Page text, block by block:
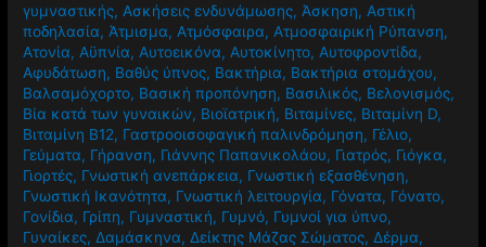
γυμναστικής, Ασκήσεις ενδυνάμωσης, Άσκηση, Αστική
ποδηλασία, Άτμισμα, Ατμόσφαιρα, Ατμοσφαιρική Ρύπανση,
Ατονία, Αϋπνία, Αυτοεικόνα, Αυτοκίνητο, Αυτοφροντίδα,
Αφυδάτωση, Βαθύς ύπνος, Βακτήρια, Βακτήρια στομάχου,
Βαλσαμόχορτο, Βασική προπόνηση, Βασιλικός, Βελονισμός,
Βία κατά των γυναικών, Βιοϊατρική, Βιταμίνες, Βιταμίνη D,
Βιταμίνη Β12, Γαστροοισοφαγική παλινδρόμηση, Γέλιο,
Γεύματα, Γήρανση, Γιάννης Παπανικολάου, Γιατρός, Γιόγκα,
Γιορτές, Γνωστική ανεπάρκεια, Γνωστική εξασθένηση,
Γνωστική Ικανότητα, Γνωστική λειτουργία, Γόνατα, Γόνατο,
Γονίδια, Γρίπη, Γυμναστική, Γυμνό, Γυμνοί για ύπνο,
Γυναίκες, Δαμάσκηνα, Δείκτης Μάζας Σώματος, Δέρμα,